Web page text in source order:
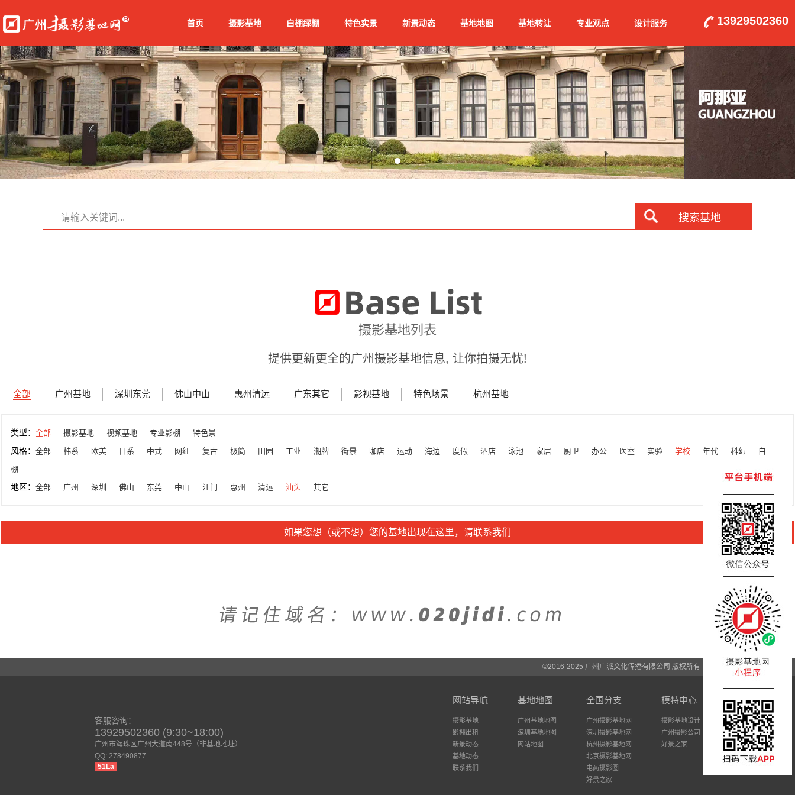
首页 摄影基地 白棚绿棚 特色实景 新景动态 基地地图 基地转让 专业观点 设计服务 13929502360
搜索基地
摄影基地列表
提供更新更全的广州摄影基地信息, 让你拍摄无忧!
全部 广州基地 深圳东莞 佛山中山 惠州清远 广东其它 影视基地 特色场景 杭州基地
类型： 全部 摄影基地 视频基地 专业影棚 特色景
风格： 全部 韩系 欧美 日系 中式 网红 复古 极简 田园 工业 潮牌 街景 咖店 运动 海边 度假 酒店 泳池 家居 厨卫 办公 医室 实验 学校 年代 科幻
白
棚
地区： 全部 广州 深圳 佛山 东莞 中山 江门 惠州 清远 汕头 其它
如果您想（或不想）您的基地出现在这里，请联系我们
©2016-2025 广州广派文化传播有限公司 版权所有
客服咨询：
13929502360 (9:30~18:00)
广州市海珠区广州大道南448号（非基地地址）
QQ: 278490877
51La
网站导航
摄影基地
影棚出租
新景动态
基地动态
联系我们
基地地图
广州基地地图
深圳基地地图
网站地图
全国分支
广州摄影基地网
深圳摄影基地网
杭州摄影基地网
北京摄影基地网
电商摄影圈
好景之家
模特中心
摄影基地设计
广州摄影公司
好景之家